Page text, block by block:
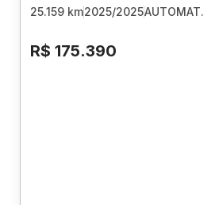
25.159 km2025/2025AUTOMAT.
R$ 175.390